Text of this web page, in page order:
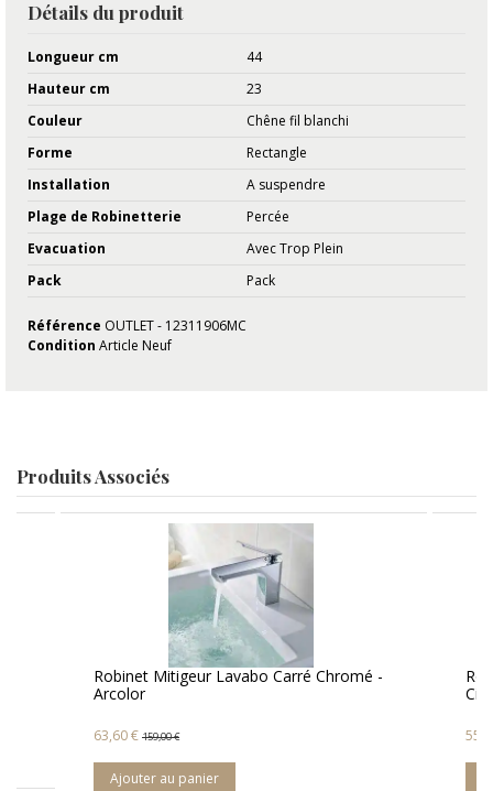
Détails du produit
Longueur cm
44
Hauteur cm
23
Couleur
Chêne fil blanchi
Forme
Rectangle
Installation
A suspendre
Plage de Robinetterie
Percée
Evacuation
Avec Trop Plein
Pack
Pack
Référence OUTLET - 12311906MC
Condition Article Neuf
Produits Associés
Mitigeur Lavabo Carré Chromé -
Robinet Mitigeur